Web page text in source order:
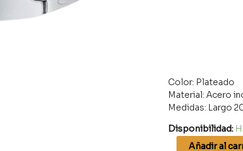
Color: Plateado
Material: Acero
Medidas: Largo
Disponibilidad:
Añadir al